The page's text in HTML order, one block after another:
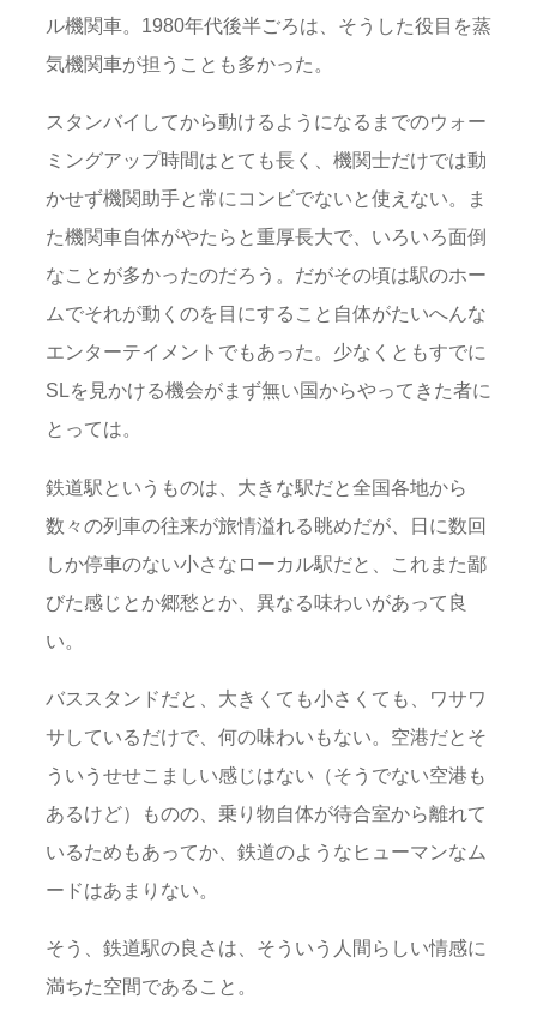
ル機関車。1980年代後半ごろは、そうした役目を蒸
気機関車が担うことも多かった。
スタンバイしてから動けるようになるまでのウォー
ミングアップ時間はとても長く、機関士だけでは動
かせず機関助手と常にコンビでないと使えない。ま
た機関車自体がやたらと重厚長大で、いろいろ面倒
なことが多かったのだろう。だがその頃は駅のホー
ムでそれが動くのを目にすること自体がたいへんな
エンターテイメントでもあった。少なくともすでに
SLを見かける機会がまず無い国からやってきた者に
とっては。
鉄道駅というものは、大きな駅だと全国各地から
数々の列車の往来が旅情溢れる眺めだが、日に数回
しか停車のない小さなローカル駅だと、これまた鄙
びた感じとか郷愁とか、異なる味わいがあって良
い。
バススタンドだと、大きくても小さくても、ワサワ
サしているだけで、何の味わいもない。空港だとそ
ういうせせこましい感じはない（そうでない空港も
あるけど）ものの、乗り物自体が待合室から離れて
いるためもあってか、鉄道のようなヒューマンなム
ードはあまりない。
そう、鉄道駅の良さは、そういう人間らしい情感に
満ちた空間であること。